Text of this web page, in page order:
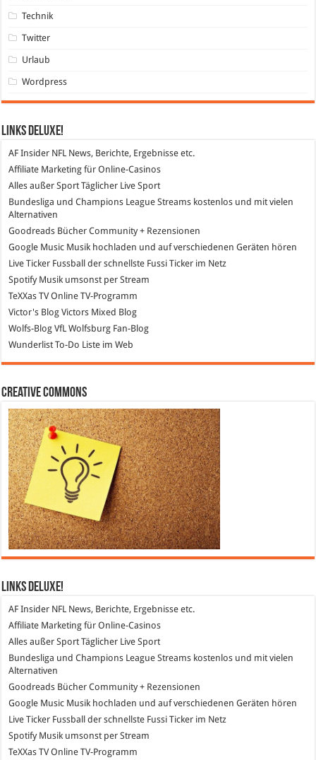
Technik
Twitter
Urlaub
Wordpress
Links DeLuXe!
AF Insider NFL News, Berichte, Ergebnisse etc.
Affiliate Marketing für Online-Casinos
Alles außer Sport Täglicher Live Sport
Bundesliga und Champions League Streams kostenlos und mit vielen
Alternativen
Goodreads Bücher Community + Rezensionen
Google Music Musik hochladen und auf verschiedenen Geräten hören
Live Ticker Fussball der schnellste Fussi Ticker im Netz
SpotifyMusik umsonst per Stream
TeXXas TVOnline TV-Programm
Victor's Blog Victors Mixed Blog
Wolfs-Blog VfL Wolfsburg Fan-Blog
Wunderlist To-Do Liste im Web
Creative Commons
Links DeLuXe!
AF Insider NFL News, Berichte, Ergebnisse etc.
Affiliate Marketing für Online-Casinos
Alles außer SportTäglicher Live Sport
Bundesliga und Champions League Streams kostenlos und mit vielen
Alternativen
Goodreads Bücher Community + Rezensionen
Google Music Musik hochladen und auf verschiedenen Geräten hören
Live Ticker Fussball
der schnellste Fussi Ticker im Netz
SpotifyMusik umsonst per Stream
TeXXas TVOnline TV-Programm